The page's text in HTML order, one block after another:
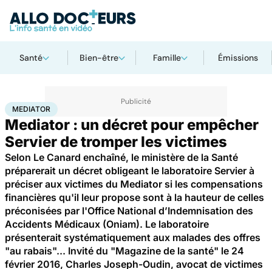
Santé Bien-être Famille Émissions
AccueilSanté Mediator
MEDIATOR
Mediator : un décret pour empêcher
Servier de tromper les victimes
Selon Le Canard enchaîné, le ministère de la Santé
préparerait un décret obligeant le laboratoire Servier à
préciser aux victimes du Mediator si les compensations
financières qu'il leur propose sont à la hauteur de celles
préconisées par l'Office National d’Indemnisation des
Accidents Médicaux (Oniam). Le laboratoire
présenterait systématiquement aux malades des offres
"au rabais"... Invité du "Magazine de la santé" le 24
février 2016, Charles Joseph-Oudin, avocat de victimes